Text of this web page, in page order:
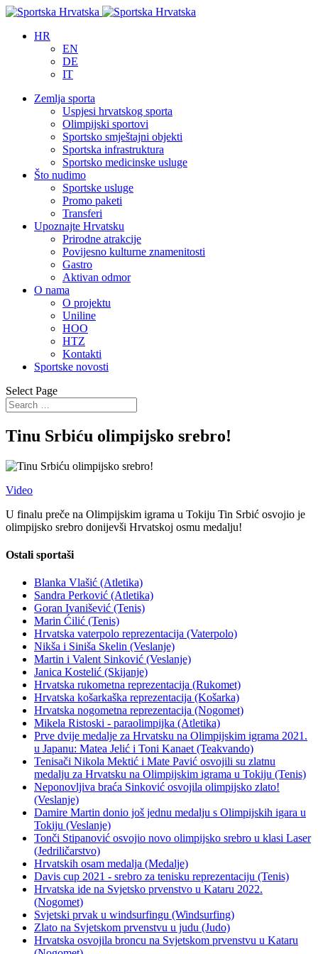
HR
EN
DE
IT
Zemlja sporta
Uspjesi hrvatskog sporta
Olimpijski sportovi
Sportsko smještajni objekti
Sportska infrastruktura
Sportsko medicinske usluge
Što nudimo
Sportske usluge
Promo paketi
Transferi
Upoznajte Hrvatsku
Prirodne atrakcije
Povijesno kulturne znamenitosti
Gastro
Aktivan odmor
O nama
O projektu
Uniline
HOO
HTZ
Kontakti
Sportske novosti
Select Page
Tinu Srbiću olimpijsko srebro!
Video
U finalu preče na Olimpijskim igrama u Tokiju Tin Srbić osvojio je
olimpijsko srebro donijevši Hrvatskoj osmu medalju!
Ostali sportaši
Blanka Vlašić (Atletika)
Sandra Perković (Atletika)
Goran Ivanišević (Tenis)
Marin Ćilić (Tenis)
Hrvatska vaterpolo reprezentacija (Vaterpolo)
Nikša i Siniša Skelin (Veslanje)
Martin i Valent Sinković (Veslanje)
Janica Kostelić (Skijanje)
Hrvatska rukometna reprezentacija (Rukomet)
Hrvatska košarkaška reprezentacija (Košarka)
Hrvatska nogometna reprezentacija (Nogomet)
Mikela Ristoski - paraolimpijka (Atletika)
Prve dvije medalje za Hrvatsku na Olimpijskim igrama 2021.
u Japanu: Matea Jelić i Toni Kanaet (Teakvando)
Tenisači Nikola Mektić i Mate Pavić osvojili su zlatnu
medalju za Hrvatsku na Olimpijskim igrama u Tokiju (Tenis)
Neponovljiva braća Sinković osvojila olimpijsko zlato!
(Veslanje)
Damire Martin donio još jednu medalju s Olimpijskih igara u
Tokiju (Veslanje)
Tonči Stipanović osvojio novo olimpijsko srebro u klasi Laser
(Jedriličarstvo)
Hrvatskih osam medalja (Medalje)
Davis cup 2021 - srebro za tenisku reprezentaciju (Tenis)
Hrvatska ide na Svjetsko prvenstvo u Kataru 2022.
(Nogomet)
Svjetski prvak u windsurfingu (Windsurfing)
Zlato na Svjetskom prvenstvu u judu (Judo)
Hrvatska osvojila broncu na Svjetskom prvenstvu u Kataru